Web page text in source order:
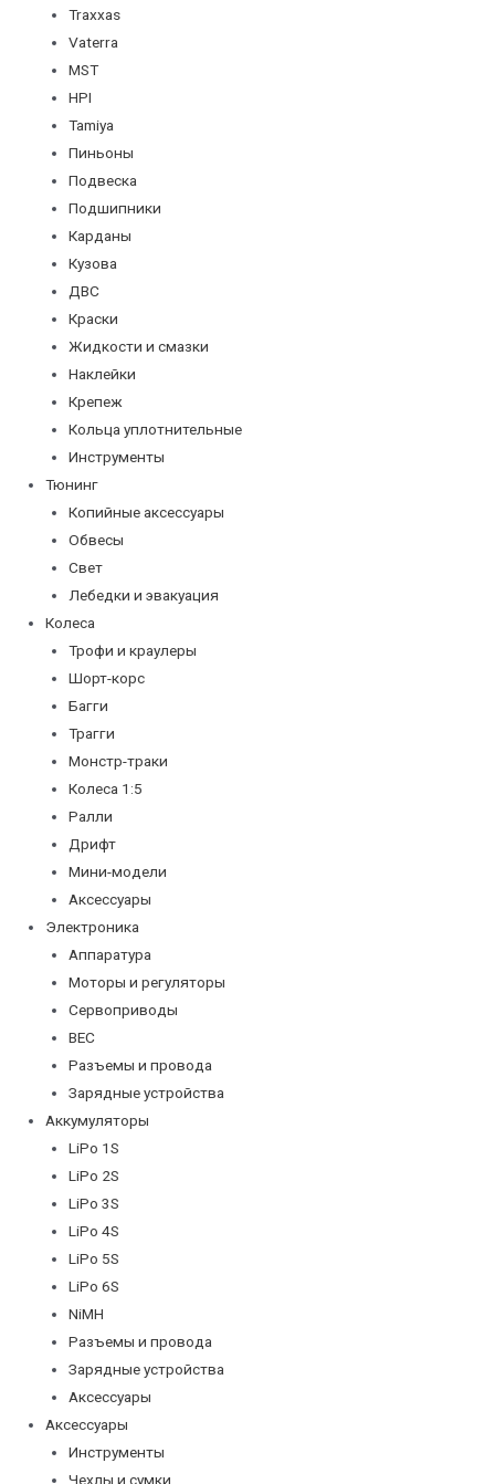
Traxxas
Vaterra
MST
HPI
Tamiya
Пиньоны
Подвеска
Подшипники
Карданы
Кузова
ДВС
Краски
Жидкости и смазки
Наклейки
Крепеж
Кольца уплотнительные
Инструменты
Тюнинг
Копийные аксессуары
Обвесы
Свет
Лебедки и эвакуация
Колеса
Трофи и краулеры
Шорт-корс
Багги
Трагги
Монстр-траки
Колеса 1:5
Ралли
Дрифт
Мини-модели
Аксессуары
Электроника
Аппаратура
Моторы и регуляторы
Сервоприводы
BEC
Разъемы и провода
Зарядные устройства
Аккумуляторы
LiPo 1S
LiPo 2S
LiPo 3S
LiPo 4S
LiPo 5S
LiPo 6S
NiMH
Разъемы и провода
Зарядные устройства
Аксессуары
Аксессуары
Инструменты
Чехлы и сумки